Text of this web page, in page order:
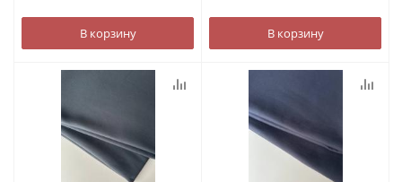
В корзину В корзину